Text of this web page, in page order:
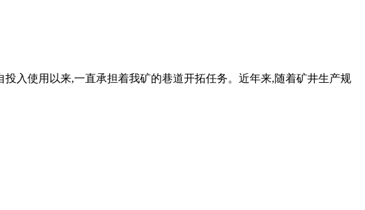
入使用以来,一直承担着我矿的巷道开拓任务。近年来,随着矿井生产规